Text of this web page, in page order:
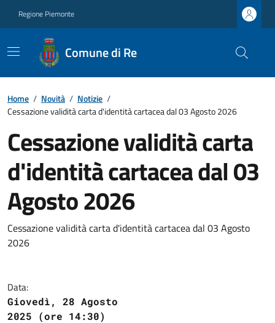
Regione Piemonte
Comune di Re
Home / Novità / Notizie /
Cessazione validità carta d'identità cartacea dal 03 Agosto 2026
Cessazione validità carta
d'identità cartacea dal 03
Agosto 2026
Cessazione validità carta d'identità cartacea dal 03 Agosto
2026
Data:
Giovedì, 28 Agosto
2025 (ore 14:30)